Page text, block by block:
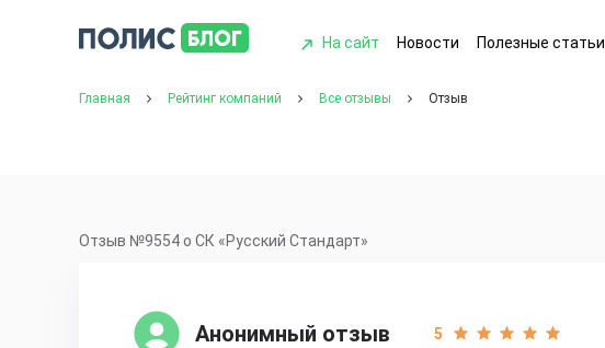
На сайт Новости Полезные статьи
Главная Рейтинг компаний Все отзывы Отзыв
Отзыв №9554 о СК «Русский Стандарт»
Анонимный отзыв 5